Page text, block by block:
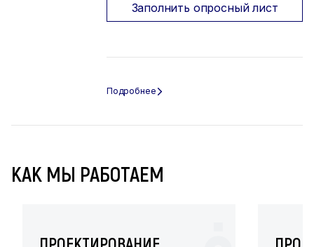
Заполнить опросный лист
КАК МЫ РАБОТАЕМ